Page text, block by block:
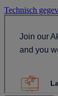
Technisch